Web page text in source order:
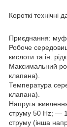
Короткі технічні
Приєднання:
Робоче
кислоти та ін.
Максимальний
клапана).
Температура
клапана).
Напруга
струму 50 Hz; —
струму (інша